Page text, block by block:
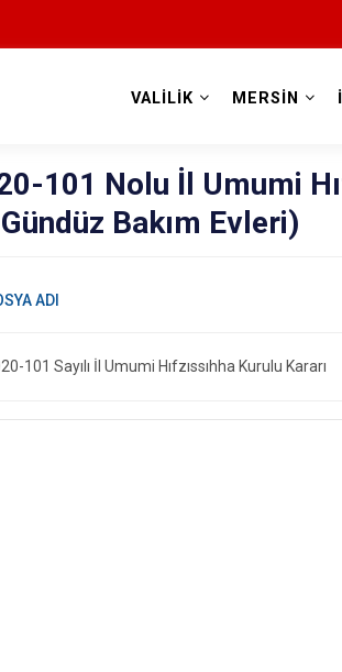
VALİLİK MERSİN
101 Nolu İl Umumi
Bakım Evleri)
101 Sayılı İl Umumi Hıfzıssıhha Kurulu Kararı